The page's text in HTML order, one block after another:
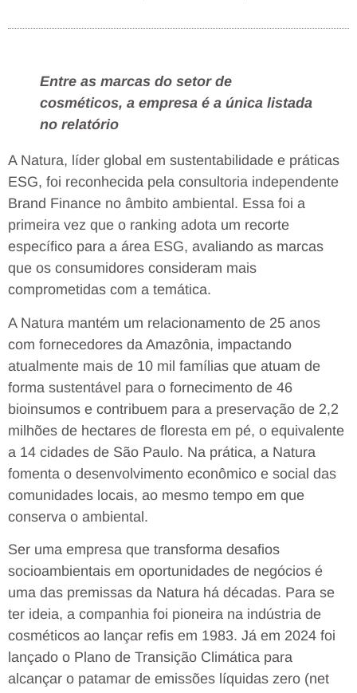
Entre as marcas do setor de
cosméticos, a empresa é a única listada
no relatório
A Natura, líder global em sustentabilidade e práticas
ESG, foi reconhecida pela consultoria independente
Brand Finance no âmbito ambiental. Essa foi a
primeira vez que o ranking adota um recorte
específico para a área ESG, avaliando as marcas
que os consumidores consideram mais
comprometidas com a temática.
A Natura mantém um relacionamento de 25 anos
com fornecedores da Amazônia, impactando
atualmente mais de 10 mil famílias que atuam de
forma sustentável para o fornecimento de 46
bioinsumos e contribuem para a preservação de 2,2
milhões de hectares de floresta em pé, o equivalente
a 14 cidades de São Paulo. Na prática, a Natura
fomenta o desenvolvimento econômico e social das
comunidades locais, ao mesmo tempo em que
conserva o ambiental.
Ser uma empresa que transforma desafios
socioambientais em oportunidades de negócios é
uma das premissas da Natura há décadas. Para se
ter ideia, a companhia foi pioneira na indústria de
cosméticos ao lançar refis em 1983. Já em 2024 foi
lançado o Plano de Transição Climática para
alcançar o patamar de emissões líquidas zero (net